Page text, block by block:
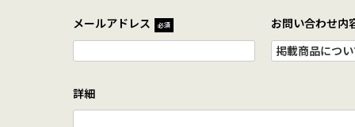
メールアドレス 必須 お問い合わせ内
詳細